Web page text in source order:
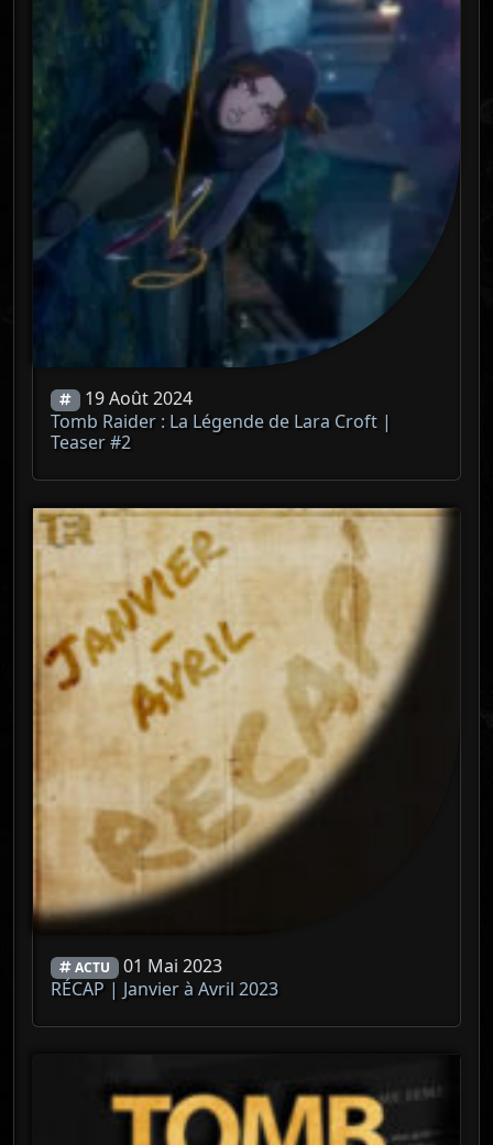
19 Août 2024
Tomb Raider : La Légende de Lara Croft |
Teaser #2
ACTU 01 Mai 2023
RÉCAP | Janvier à Avril 2023